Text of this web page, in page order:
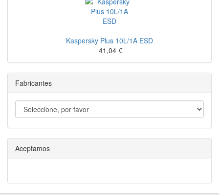
Kaspersky Plus 10L/1A ESD
41,04 €
Fabricantes
Aceptamos